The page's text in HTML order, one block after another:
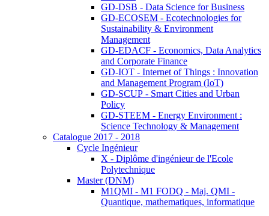
GD-DSB - Data Science for Business
GD-ECOSEM - Ecotechnologies for
Sustainability & Environment
Management
GD-EDACF - Economics, Data Analytics
and Corporate Finance
GD-IOT - Internet of Things : Innovation
and Management Program (IoT)
GD-SCUP - Smart Cities and Urban
Policy
GD-STEEM - Energy Environment :
Science Technology & Management
Catalogue 2017 - 2018
Cycle Ingénieur
X - Diplôme d'ingénieur de l'Ecole
Polytechnique
Master (DNM)
M1QMI - M1 FODQ - Maj. QMI -
Quantique, mathematiques, informatique